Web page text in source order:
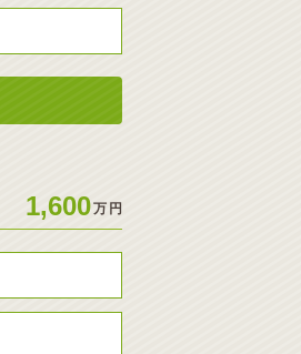
1,600万 円